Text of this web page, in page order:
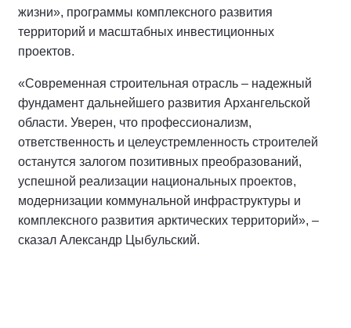
жизни», программы комплексного развития
территорий и масштабных инвестиционных
проектов.
«Современная строительная отрасль – надежный
фундамент дальнейшего развития Архангельской
области. Уверен, что профессионализм,
ответственность и целеустремленность строителей
останутся залогом позитивных преобразований,
успешной реализации национальных проектов,
модернизации коммунальной инфраструктуры и
комплексного развития арктических территорий», –
сказал Александр Цыбульский.